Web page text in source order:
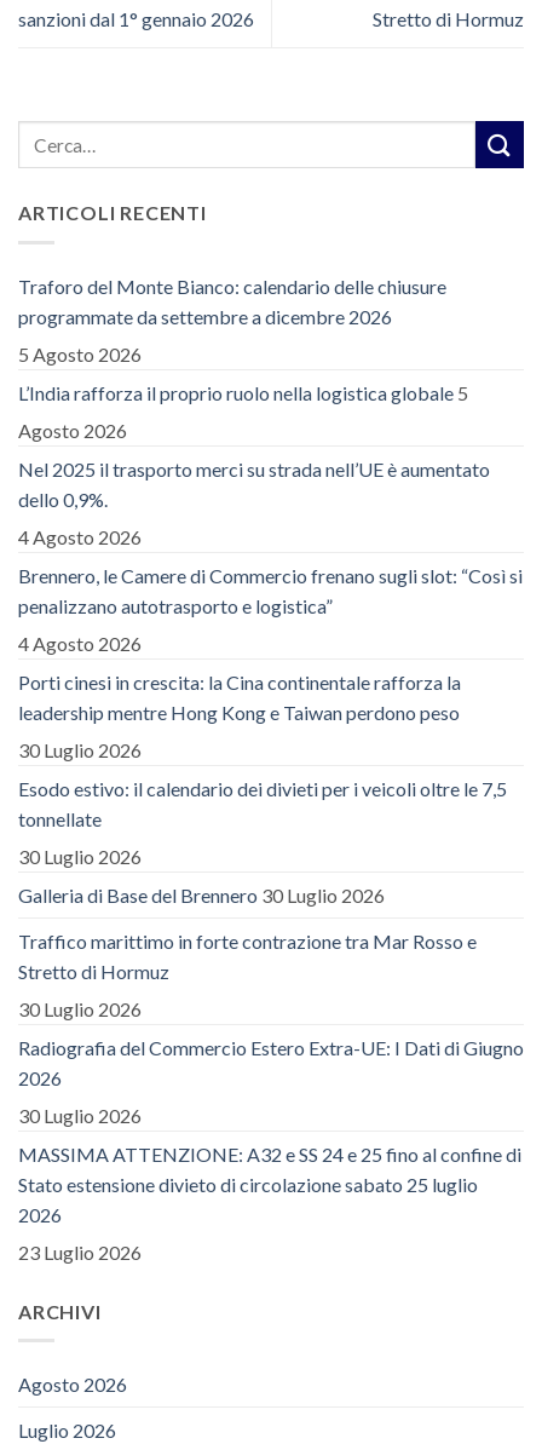
sanzioni dal 1° gennaio 2026 Stretto di Hormuz
ARTICOLI RECENTI
Traforo del Monte Bianco: calendario delle chiusure
programmate da settembre a dicembre 2026
5 Agosto 2026
L’India rafforza il proprio ruolo nella logistica globale 5
Agosto 2026
Nel 2025 il trasporto merci su strada nell’UE è aumentato
dello 0,9%.
4 Agosto 2026
Brennero, le Camere di Commercio frenano sugli slot: “Così si
penalizzano autotrasporto e logistica”
4 Agosto 2026
Porti cinesi in crescita: la Cina continentale rafforza la
leadership mentre Hong Kong e Taiwan perdono peso
30 Luglio 2026
Esodo estivo: il calendario dei divieti per i veicoli oltre le 7,5
tonnellate
30 Luglio 2026
Galleria di Base del Brennero 30 Luglio 2026
Traffico marittimo in forte contrazione tra Mar Rosso e
Stretto di Hormuz
30 Luglio 2026
Radiografia del Commercio Estero Extra-UE: I Dati di Giugno
2026
30 Luglio 2026
MASSIMA ATTENZIONE: A32 e SS 24 e 25 fino al confine di
Stato estensione divieto di circolazione sabato 25 luglio
2026
23 Luglio 2026
ARCHIVI
Agosto 2026
Luglio 2026